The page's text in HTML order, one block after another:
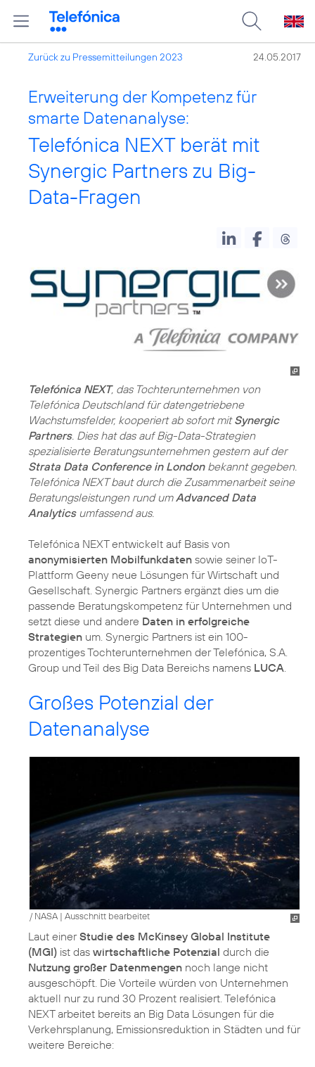
Zurück zu Pressemitteilungen 2023 24.05.2017
Erweiterung der Kompetenz für
smarte Datenanalyse:
Telefónica NEXT berät mit
Synergic Partners zu Big-
Data-Fragen
Telefónica NEXT, das Tochterunternehmen von
Telefónica Deutschland für datengetriebene
Wachstumsfelder, kooperiert ab sofort mitSynergic
Partners. Dies hat das auf Big-Data-Strategien
spezialisierte Beratungsunternehmen gestern auf der
Strata Data Conference in Londonbekannt gegeben.
Telefónica NEXT baut durch die Zusammenarbeit seine
Beratungsleistungen rund umAdvanced Data
Analyticsumfassend aus.
Telefónica NEXT entwickelt auf Basis von
anonymisierten Mobilfunkdaten sowie seiner IoT-
Plattform Geeny neue Lösungen für Wirtschaft und
Gesellschaft. Synergic Partners ergänzt dies um die
passende Beratungskompetenz für Unternehmen und
setzt diese und andere Daten in erfolgreiche
Strategien um. Synergic Partners ist ein 100-
prozentiges Tochterunternehmen der Telefónica, S.A.
Group und Teil des Big Data Bereichs namens LUCA.
Großes Potenzial der
Datenanalyse
/ NASA | Ausschnitt bearbeitet
Laut einerStudie des McKinsey Global Institute
(MGI) ist das wirtschaftliche Potenzial durch die
Nutzung großer Datenmengen noch lange nicht
ausgeschöpft. Die Vorteile würden von Unternehmen
aktuell nur zu rund 30 Prozent realisiert. Telefónica
NEXT arbeitet bereits an Big Data Lösungen für die
Verkehrsplanung, Emissionsreduktion in Städten und für
weitere Bereiche: